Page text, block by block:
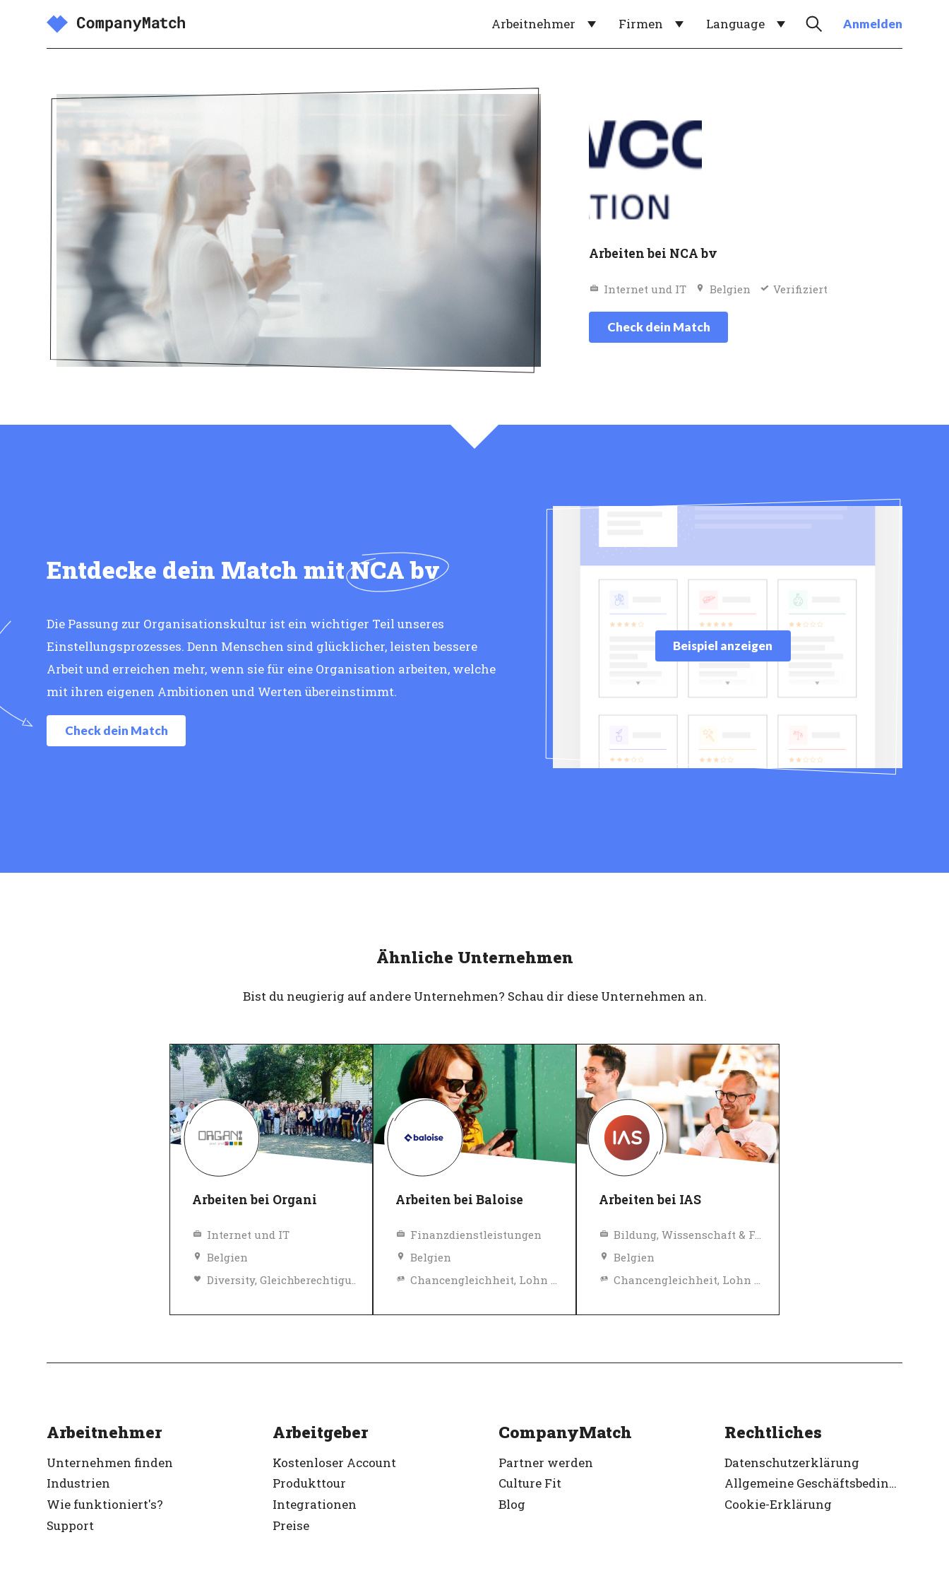
Arbeitnehmer Firmen Language Anmelden
Arbeiten bei NCA bv
Internet und IT Belgien Verifiziert
Check dein Match
Entdecke dein Match mitNCA bv
Die Passung zur Organisationskultur ist ein wichtiger Teil unseres
Einstellungsprozesses. Denn Menschen sind glücklicher, leisten bessere
Arbeit und erreichen mehr, wenn sie für eine Organisation arbeiten, welche
mit ihren eigenen Ambitionen und Werten übereinstimmt.
Check dein Match
Beispiel anzeigen
Ähnliche Unternehmen
Bist du neugierig auf andere Unternehmen? Schau dir diese Unternehmen an.
Arbeiten bei Organi
Internet und IT
Belgien
Diversity, Gleichberechtigung und Inklusions Richtlinien
Arbeiten bei Baloise
Finanzdienstleistungen
Belgien
Chancengleichheit, Lohn und Sozialleistungen
Arbeiten bei IAS
Bildung, Wissenschaft & Forschung
Belgien
Chancengleichheit, Lohn und Sozialleistungen
Arbeitnehmer
Unternehmen finden
Industrien
Wie funktioniert's?
Support
Arbeitgeber
Kostenloser Account
Produkttour
Integrationen
Preise
CompanyMatch
Partner werden
Culture Fit
Blog
Rechtliches
Datenschutzerklärung
Allgemeine Geschäftsbedingungen
Cookie-Erklärung